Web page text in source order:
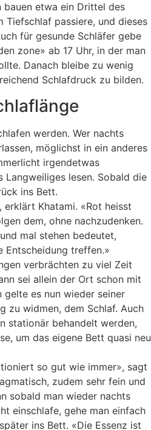
bauen etwa ein Drittel des
Tiefschlaf passiere, und dieses
für gesunde Schläfer gebe
zone» ab 17 Uhr, in der man
Danach bleibe zu wenig
Schlafdruck zu bilden.
werden. Wer nachts
möglichst in ein anderes
irgendetwas
lesen. Sobald die
ins Bett.
erklärt Khatami. «Rot heisst
dem, ohne nachzudenken.
mal stehen bedeutet,
Entscheidung treffen.»
verbrächten zu viel Zeit
sei allein der Ort schon mit
gelte es nun wieder seiner
zu widmen, dem Schlaf. Auch
stationär behandelt werden,
um das eigene Bett quasi neu
so gut wie immer», sagt
zudem sehr fein und
sobald man wieder nachts
einschlafe, gehe man einfach
ins Bett. «Die Essenz ist